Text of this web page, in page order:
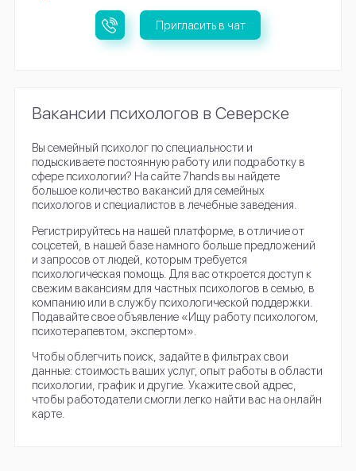
Пригласить в чат
Вакансии психологов в Северске
Вы семейный психолог по специальности и
подыскиваете постоянную работу или подработку в
сфере психологии? На сайте 7hands вы найдете
большое количество вакансий для семейных
психологов и специалистов в лечебные заведения.
Регистрируйтесь на нашей платформе, в отличие от
соцсетей, в нашей базе намного больше предложений
и запросов от людей, которым требуется
психологическая помощь. Для вас откроется доступ к
свежим вакансиям для частных психологов в семью, в
компанию или в службу психологической поддержки.
Подавайте свое объявление «Ищу работу психологом,
психотерапевтом, экспертом».
Чтобы облегчить поиск, задайте в фильтрах свои
данные: стоимость ваших услуг, опыт работы в области
психологии, график и другие. Укажите свой адрес,
чтобы работодатели смогли легко найти вас на онлайн
карте.